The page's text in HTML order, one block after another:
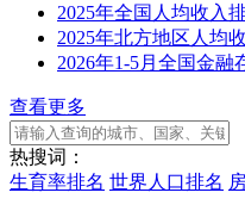
2025年全国人均收入
2025年北方地区人均
2026年1-5月全国金融
查看更多
热搜词：
生育率排名 世界人口排名